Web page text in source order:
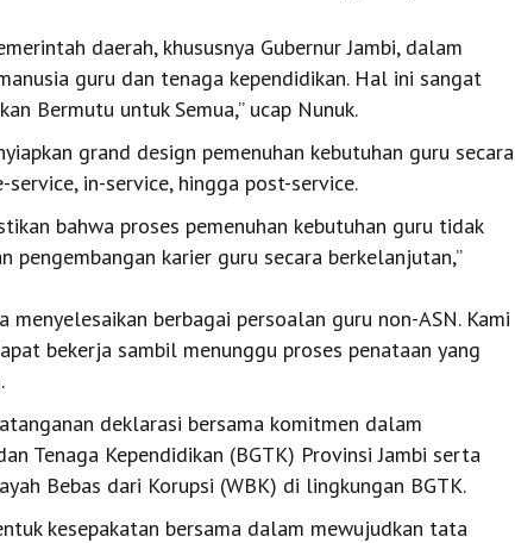
daerah, khususnya Gubernur Jambi, dalam
guru dan tenaga kependidikan. Hal ini sangat
Bermutu untuk Semua,” ucap Nunuk.
grand design pemenuhan kebutuhan guru secara
in-service, hingga post-service.
bahwa proses pemenuhan kebutuhan guru tidak
karier guru secara berkelanjutan,”
berbagai persoalan guru non-ASN. Kami
bekerja sambil menunggu proses penataan yang
deklarasi bersama komitmen dalam
Tenaga Kependidikan (BGTK) Provinsi Jambi serta
Bebas dari Korupsi (WBK) di lingkungan BGTK.
kesepakatan bersama dalam mewujudkan tata